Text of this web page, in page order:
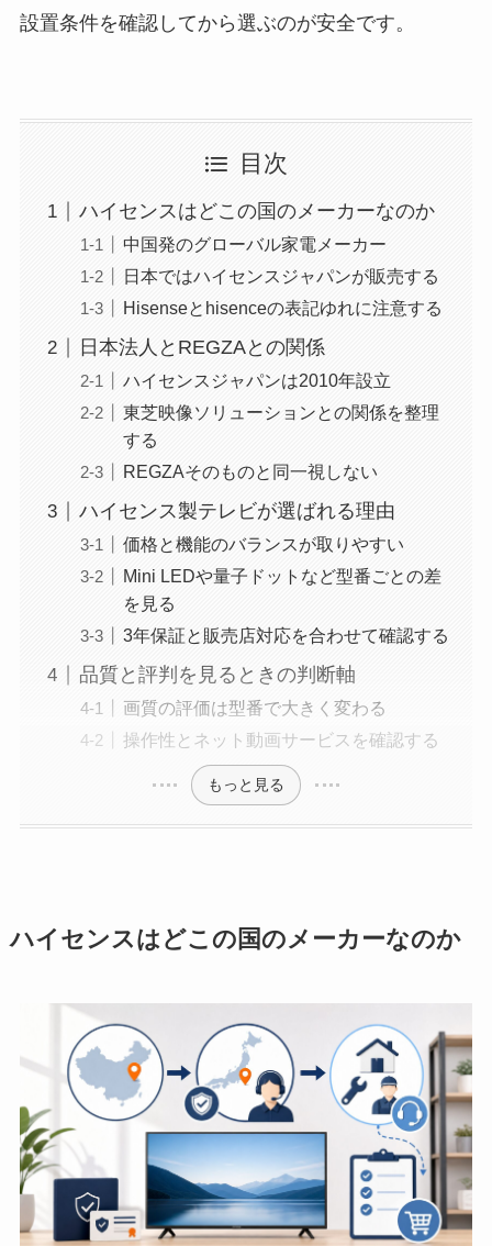
設置条件を確認してから選ぶのが安全です。
目次
ハイセンスはどこの国のメーカーなのか
中国発のグローバル家電メーカー
日本ではハイセンスジャパンが販売する
Hisenseとhisenceの表記ゆれに注意する
日本法人とREGZAとの関係
ハイセンスジャパンは2010年設立
東芝映像ソリューションとの関係を整理
する
REGZAそのものと同一視しない
ハイセンス製テレビが選ばれる理由
価格と機能のバランスが取りやすい
Mini LEDや量子ドットなど型番ごとの差
を見る
3年保証と販売店対応を合わせて確認する
品質と評判を見るときの判断軸
画質の評価は型番で大きく変わる
操作性とネット動画サービスを確認する
もっと見る
ハイセンスはどこの国のメーカーなのか